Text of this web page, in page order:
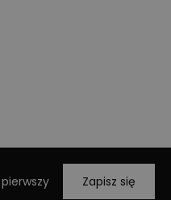
Zapisz się